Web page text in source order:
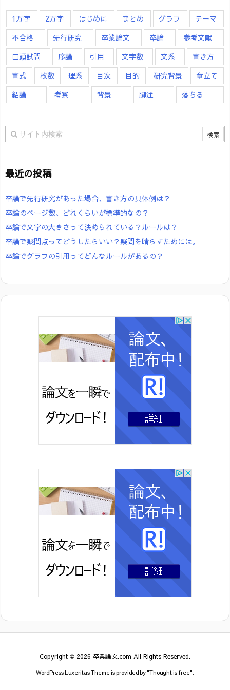
1万字 2万字 はじめに まとめ グラフ
テーマ
不合格
先行研究 卒業論文 卒論
参考文献
口頭試問
序論 引用 文字数 文系
書き方
書式
枚数 理系 目次 目的 研究背景
章立て
結論
考察 背景 脚注 落ちる
最近の投稿
卒論で先行研究があった場合、書き方の具体例は？
卒論のページ数、どれくらいが標準的なの？
卒論で文字の大きさって決められている？ルールは？
卒論で疑問点ってどうしたらいい？疑問を晴らすためには。
卒論でグラフの引用ってどんなルールがあるの？
Copyright © 2026 卒業論文.com All Rights Reserved.
WordPress Luxeritas Theme is provided by "Thought is free".